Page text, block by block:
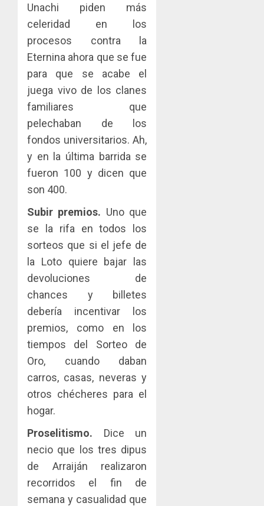
Unachi piden más
celeridad en los
procesos contra la
Eternina ahora que se fue
para que se acabe el
juega vivo de los clanes
familiares que
pelechaban de los
fondos universitarios. Ah,
y en la última barrida se
fueron 100 y dicen que
son 400.
Subir premios. Uno que
se la rifa en todos los
sorteos que si el jefe de
la Loto quiere bajar las
devoluciones de
chances y billetes
debería incentivar los
premios, como en los
tiempos del Sorteo de
Oro, cuando daban
carros, casas, neveras y
otros chécheres para el
hogar.
Proselitismo. Dice un
necio que los tres dipus
de Arraiján realizaron
recorridos el fin de
semana y casualidad que